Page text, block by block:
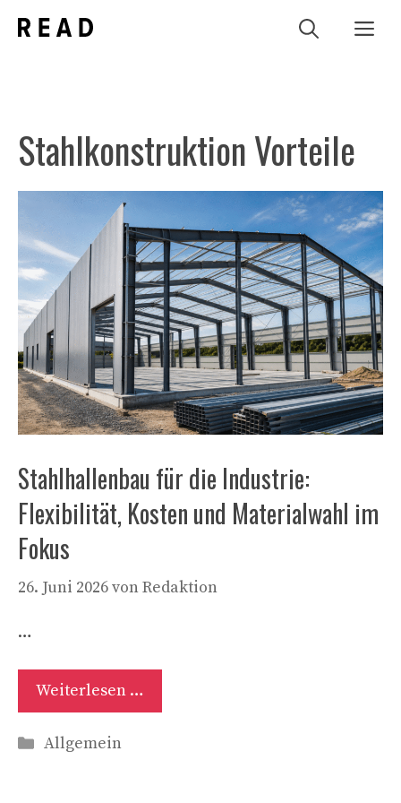
Inhalt
Stahlkonstruktion Vorteile
Stahlhallenbau für die Industrie:
Flexibilität, Kosten und Materialwahl im
Fokus
26. Juni 2026vonRedaktion
…
Weiterlesen …
Kategorien
Allgemein